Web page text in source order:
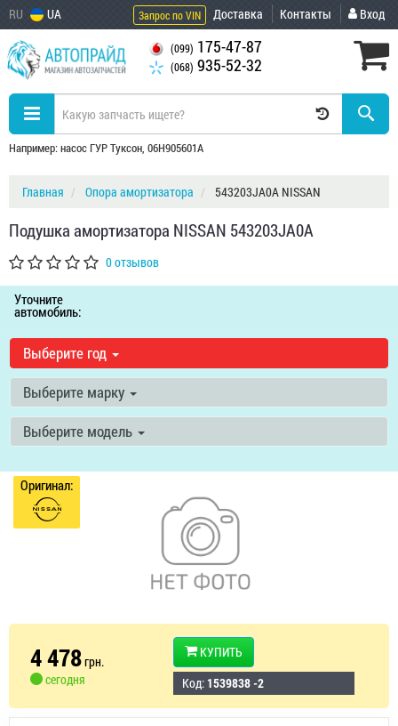
RU UA Запрос по VIN Доставка Контакты Вход
(099) 175-47-87
(068) 935-52-32
Например: насос ГУР Туксон, 06H905601A
Главная Опора амортизатора 543203JA0A NISSAN
Подушка амортизатора NISSAN 543203JA0A
0 отзывов
Уточните
автомобиль:
Выберите год
Выберите марку
Выберите модель
Оригинал:
4 478грн.
сегодня
КУПИТЬ
Код: 1539838 -2